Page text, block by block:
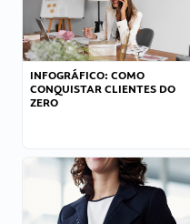
INFOGRÁFICO: COMO
CONQUISTAR CLIENTES DO
ZERO